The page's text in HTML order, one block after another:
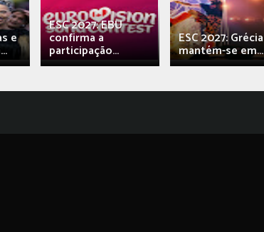
e
ESC 2027: EBU
confirma a
participação...
ESC 2027: Grécia
mantém-se em...